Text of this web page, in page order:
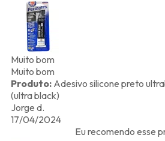
Muito bom
Muito bom
Produto:Adesivo silicone preto
(ultra black)
Jorge d.
17/04/2024
Eu recomendo esse